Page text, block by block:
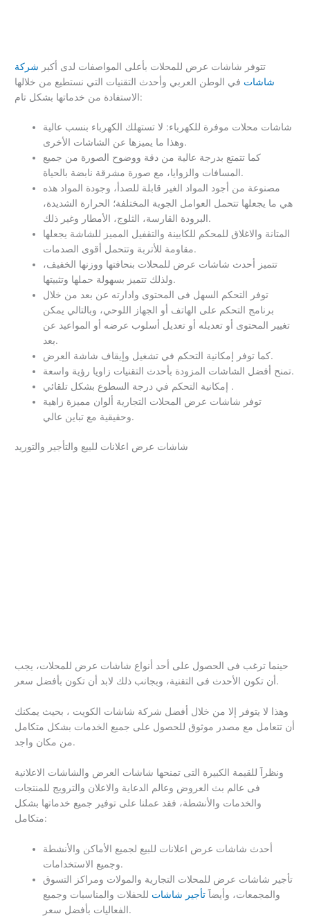
تتوفر شاشات عرض للمحلات بأعلى المواصفات لدى أكبر شركة
شاشات في الوطن العربي وأحدث التقنيات التي نستطيع من خلالها
الاستفادة من خدماتها بشكل تام:
شاشات محلات موفرة للكهرباء: لا تستهلك الكهرباء بنسب عالية
وهذا ما يميزها عن الشاشات الأخرى.
كما تتمتع بدرجة عالية من دقة ووضوح الصورة من جميع
المسافات والزوايا، مع صورة مشرقة نابضة بالحياة.
مصنوعة من أجود المواد الغير قابلة للصدأ، وجودة المواد هذه
هي ما يجعلها تتحمل العوامل الجوية المختلفة؛ الحرارة الشديدة،
البرودة القارسة، الثلوج، الأمطار وغير ذلك.
المتانة والاغلاق للمحكم للكابينة والتقفيل المميز للشاشة يجعلها
مقاومة للأتربة وتتحمل أقوى الصدمات.
تتميز أحدث شاشات عرض للمحلات بنحافتها ووزنها الخفيف،
ولذلك تتميز بسهولة حملها وتثبيتها.
توفر التحكم السهل فى المحتوى وادارته عن بعد من خلال
برنامج التحكم على الهاتف أو الجهاز اللوحي، وبالتالي يمكن
تغيير المحتوى أو تعديله أو تعديل أسلوب عرضه أو المواعيد عن
بعد.
كما توفر إمكانية التحكم في تشغيل وإيقاف شاشة العرض.
تمنح أفضل الشاشات المزودة بأحدث التقنيات زاويا رؤية واسعة.
إمكانية التحكم في درجة السطوع بشكل تلقائي .
توفر شاشات عرض المحلات التجارية ألوان مميزة زاهية
وحقيقية مع تباين عالي.
شاشات عرض اعلانات للبيع والتأجير والتوريد
حينما ترغب فى الحصول على أحد أنواع شاشات عرض للمحلات، يجب
أن تكون الأحدث فى التقنية، وبجانب ذلك لابد أن تكون بأفضل سعر.
وهذا لا يتوفر إلا من خلال أفضل شركة شاشات الكويت ، بحيث يمكنك
أن تتعامل مع مصدر موثوق للحصول على جميع الخدمات بشكل متكامل
من مكان واجد.
ونظراََ للقيمة الكبيرة التى تمنحها شاشات العرض والشاشات الاعلانية
فى عالم بث العروض وعالم الدعاية والاعلان والترويج للمنتجات
والخدمات والأنشطة، فقد عملنا على توفير جميع خدماتها بشكل
متكامل:
أحدث شاشات عرض اعلانات للبيع لجميع الأماكن والأنشطة
وجميع الاستخدامات.
تأجير شاشات عرض للمحلات التجارية والمولات ومراكز التسوق
والمجمعات، وأيضاََ تأجير شاشات للحفلات والمناسبات وجميع
الفعاليات بأفضل سعر.